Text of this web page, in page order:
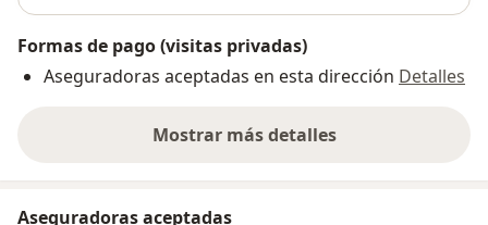
Formas de pago (visitas privadas)
Aseguradoras aceptadas en esta dirección Detalles
Mostrar más detalles
sobre la dirección
Aseguradoras aceptadas